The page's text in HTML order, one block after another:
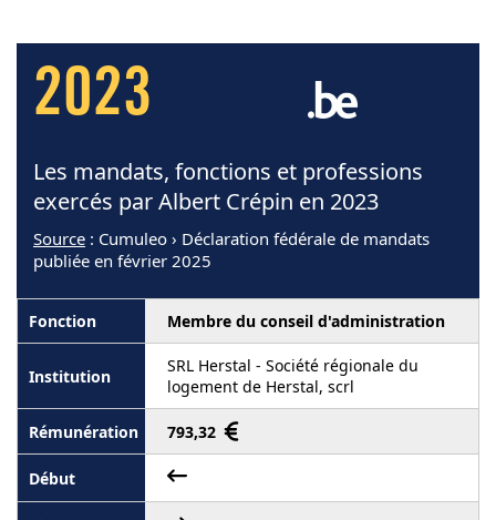
2023
Les mandats, fonctions et professions
exercés par Albert Crépin en 2023
Source : Cumuleo › Déclaration fédérale de mandats
publiée en février 2025
Membre du conseil d'administration
SRL Herstal - Société régionale du
logement de Herstal, scrl
793,32